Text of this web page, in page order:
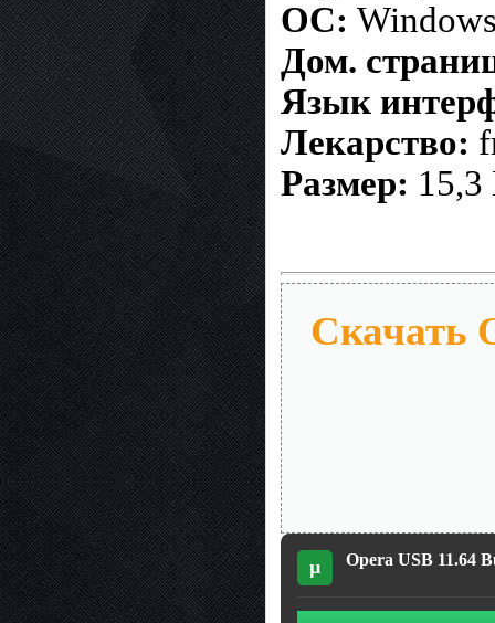
ОС:
Дом.
Язык
Лекарство:
Размер:
Скачать
µ Opera USB 11.64